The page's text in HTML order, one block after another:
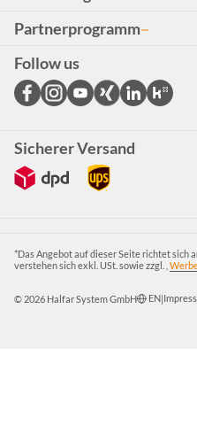
Partnerprogramm
Follow us
Sicherer Versand
*Das Angebot auf dieser Seite richtet sich
verstehen sich exkl. USt. sowie zzgl. ,
© 2026 Halfar System GmbH EN|